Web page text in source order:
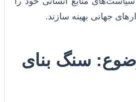
جهانی بهینه سازند.
سنگ بنای